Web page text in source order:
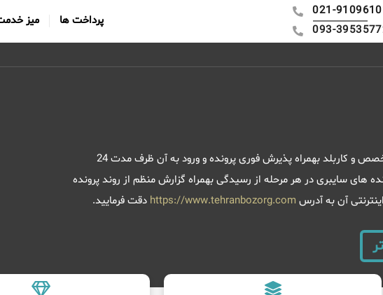
021-
093-
پرداخت ها میز
ارائه خدمات حقوقی در زمینه سایبری بتوسط وکیل متخصص و کاربلد بهمراه پذیرش فوری پرونده و ورود به آن ظرف مدت 24
سایبری در هر مرحله از رسیدگی بهمراه گزارش منظم از روند پرونده
آن به آدرس https://www.tehranbozorg.com دقت فرمایید.